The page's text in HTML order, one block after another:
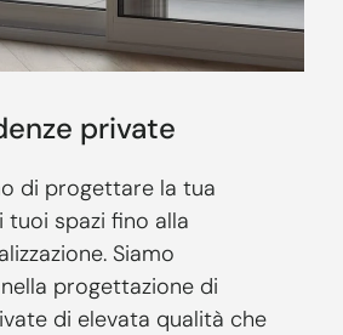
private
di progettare la tua
tuoi spazi fino alla
Siamo
progettazione di
di elevata qualità che